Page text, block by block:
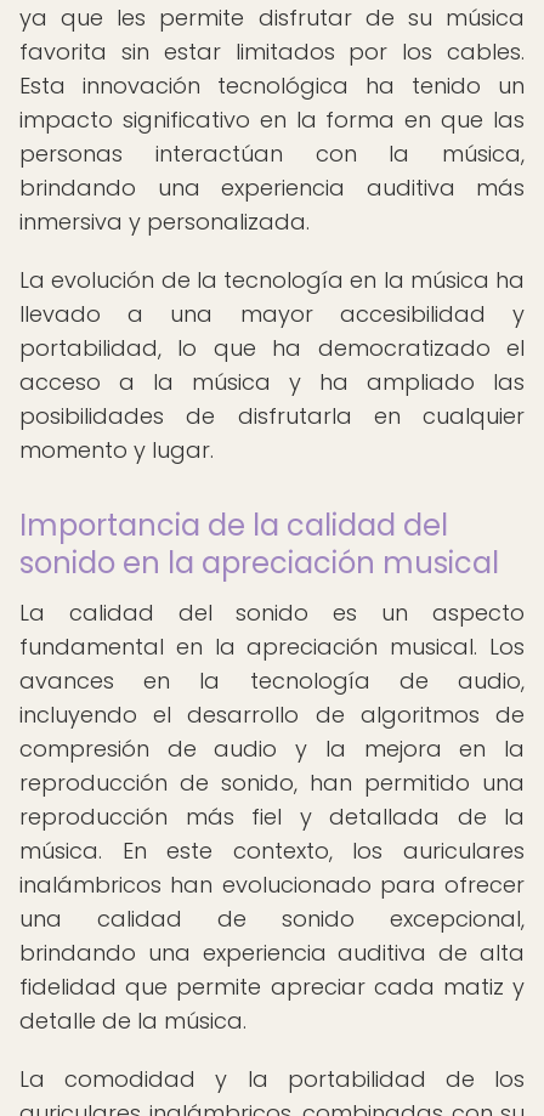
ya que les permite disfrutar de su música
favorita sin estar limitados por los cables.
Esta innovación tecnológica ha tenido un
impacto significativo en la forma en que las
personas interactúan con la música,
brindando una experiencia auditiva más
inmersiva y personalizada.
La evolución de la tecnología en la música ha
llevado a una mayor accesibilidad y
portabilidad, lo que ha democratizado el
acceso a la música y ha ampliado las
posibilidades de disfrutarla en cualquier
momento y lugar.
Importancia de la calidad del
sonido en la apreciación musical
La calidad del sonido es un aspecto
fundamental en la apreciación musical. Los
avances en la tecnología de audio,
incluyendo el desarrollo de algoritmos de
compresión de audio y la mejora en la
reproducción de sonido, han permitido una
reproducción más fiel y detallada de la
música. En este contexto, los auriculares
inalámbricos han evolucionado para ofrecer
una calidad de sonido excepcional,
brindando una experiencia auditiva de alta
fidelidad que permite apreciar cada matiz y
detalle de la música.
La comodidad y la portabilidad de los